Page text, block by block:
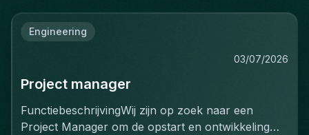
Engineering
03/07/2026
Project manager
FunctiebeschrijvingWij zijn op zoek naar een
Project Manager om de opstart en ontwikkeling